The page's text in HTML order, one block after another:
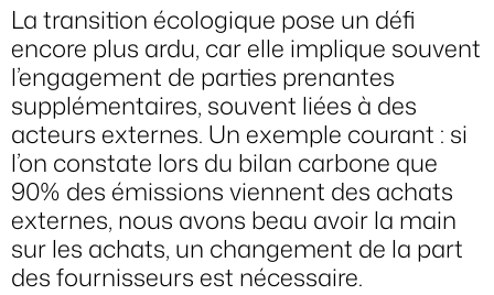
La transition écologique pose un défi
encore plus ardu, car elle implique souvent
l’engagement de parties prenantes
supplémentaires, souvent liées à des
acteurs externes. Un exemple courant : si
l’on constate lors du bilan carbone que
90% des émissions viennent des achats
externes, nous avons beau avoir la main
sur les achats, un changement de la part
des fournisseurs est nécessaire.